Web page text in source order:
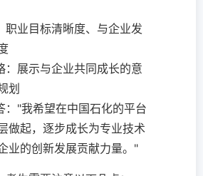
职业目标清晰度、与企业发
：展示与企业共同成长的意
划
："我希望在中国石化的平台
做起，逐步成长为专业技术
业的创新发展贡献力量。"